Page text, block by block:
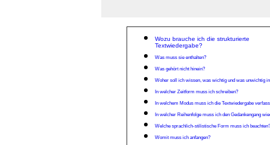
Wozu brauche ich die strukturierte
Textwiedergabe?
Was muss sie enthalten?
Was gehört nicht hinein?
Woher soll ich wissen, was wichtig und was unwichtig
In welcher Zeitform muss ich schreiben?
In welchem Modus muss ich die Textwiedergabe
In welcher Reihenfolge muss ich den Gedankengang
Welche sprachlich-stilistische Form muss ich beachten?
Womit muss ich anfangen?